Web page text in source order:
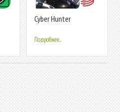
Cyber Hunter
Подробнее...